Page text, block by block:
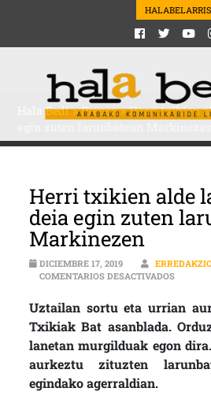
HALABELARRIS
Hala Bedi>Prensa>Herri txikien
Herri txikien alde
deia egin zuten
Markinezen
DICIEMBRE 17, 2019
COMENTARIOS DESACTIVADOSEN
Uztailan sortu eta urrian
Txikiak Bat asanblada.
lanetan murgilduak egon
aurkeztu zituzten
egindako agerraldian.